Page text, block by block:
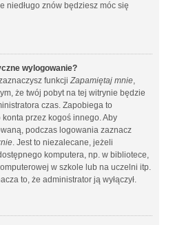
niedługo znów będziesz móc się
wylogowanie?
funkcji Zapamiętaj mnie,
że twój pobyt na tej witrynie będzie
czas. Zapobiega to
przez kogoś innego. Aby
podczas logowania zaznacz
. Jest to niezalecane, jeżeli
komputera, np. w bibliotece,
w szkole lub na uczelni itp.
to, że administrator ją wyłączył.